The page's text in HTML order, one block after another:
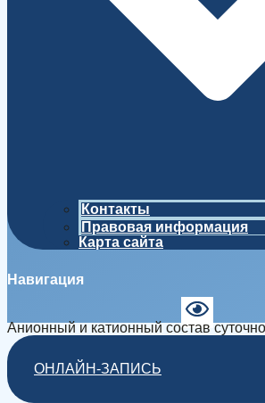
Контакты
Правовая информация
Карта сайта
Навигация
Анионный и катионный состав
ОНЛАЙН-ЗАПИСЬ